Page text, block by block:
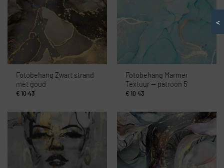
Fotobehang Zwart strand
met goud
€ 10.43
Fotobehang Marmer
Textuur — patroon 5
€ 10.43
<